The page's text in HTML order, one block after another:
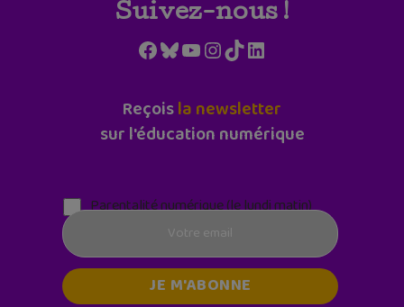
Suivez-nous !
Facebook
Bluesky
YouTube
Instagram
TikTokLinkedIn
Reçoisla newsletter
sur l'éducation numérique
Parentalité numérique (le lundi matin)